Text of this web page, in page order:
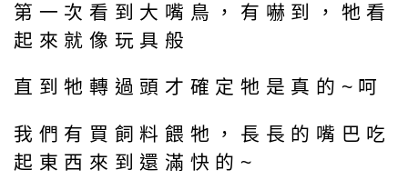
第一次看到大嘴鳥，有嚇到，牠看
起來就像玩具般
直到牠轉過頭才確定牠是真的~呵
我們有買飼料餵牠，長長的嘴巴吃
起東西來到還滿快的~